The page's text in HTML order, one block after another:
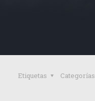
Categorías
Etiquetas